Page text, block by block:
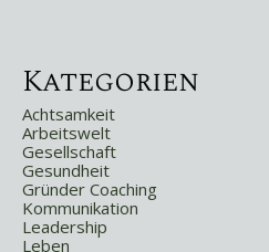
Kategorien
Achtsamkeit
Arbeitswelt
Gesellschaft
Gesundheit
Gründer Coaching
Kommunikation
Leadership
Leben